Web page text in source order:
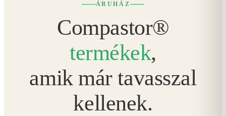
ÁRUHÁZ
Compastor®
termékek,
amik már tavasszal
kellenek.